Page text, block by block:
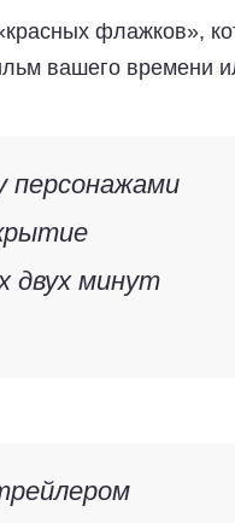
флажков»,
вашего времени
персонажами
двух минут